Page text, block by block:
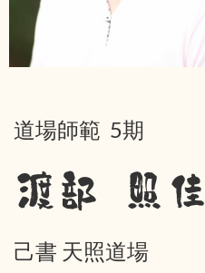
道場師範 5期
渡部 照佳
己書 天照道場